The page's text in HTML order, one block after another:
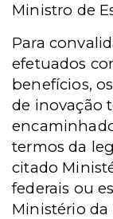
Ministro de
Para
efetuados
benefícios,
de inovação
termos da
citado
federais ou
Ministério da